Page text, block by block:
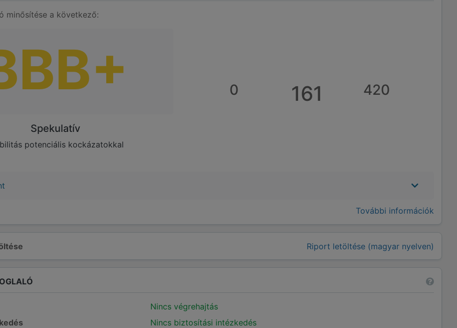
Riport letöltése (magyar nyelven)
minősítése a következő:
Spekulatív
potenciális kockázatokkal
0 161 420
További információk
Nincs végrehajtás
Nincs biztosítási intézkedés